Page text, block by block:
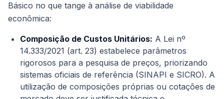
Básico no que tange à análise de viabilidade
econômica:
Composição de Custos Unitários: A Lei nº
14.333/2021 (art. 23) estabelece parâmetros
rigorosos para a pesquisa de preços, priorizando
sistemas oficiais de referência (SINAPI e SICRO). A
utilização de composições próprias ou cotações de